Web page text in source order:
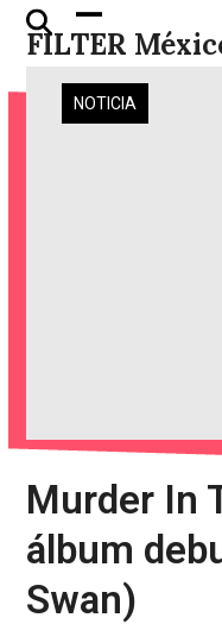
Skip
FILTER
Open
mobile
menu
Close
mobile
menu
NOTICIA
Murder In
álbum
Swan)